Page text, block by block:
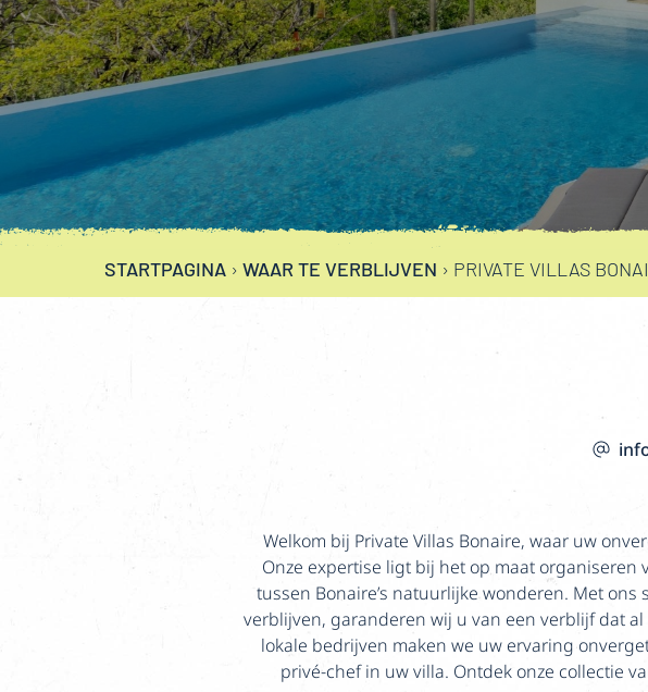
STARTPAGINA › WAAR TE VERBLIJVEN › PRIVATE VILLAS
Welkom bij Private Villas Bonaire, waar uw
Onze expertise ligt bij het op maat organiseren
tussen Bonaire’s natuurlijke wonderen. Met
verblijven, garanderen wij u van een verblijf dat
lokale bedrijven maken we uw ervaring
privé-chef in uw villa. Ontdek onze collectie